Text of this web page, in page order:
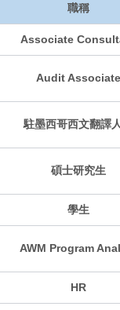
職稱
Associate
Audit Associate
駐墨西哥西文翻譯
碩士研究生
學生
AWM Program
HR